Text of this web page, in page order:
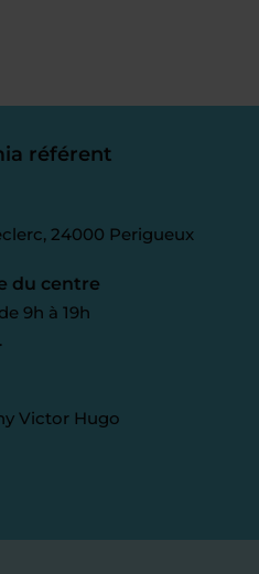
référent
24000 Perigueux
du centre
9h à 19h
Victor Hugo